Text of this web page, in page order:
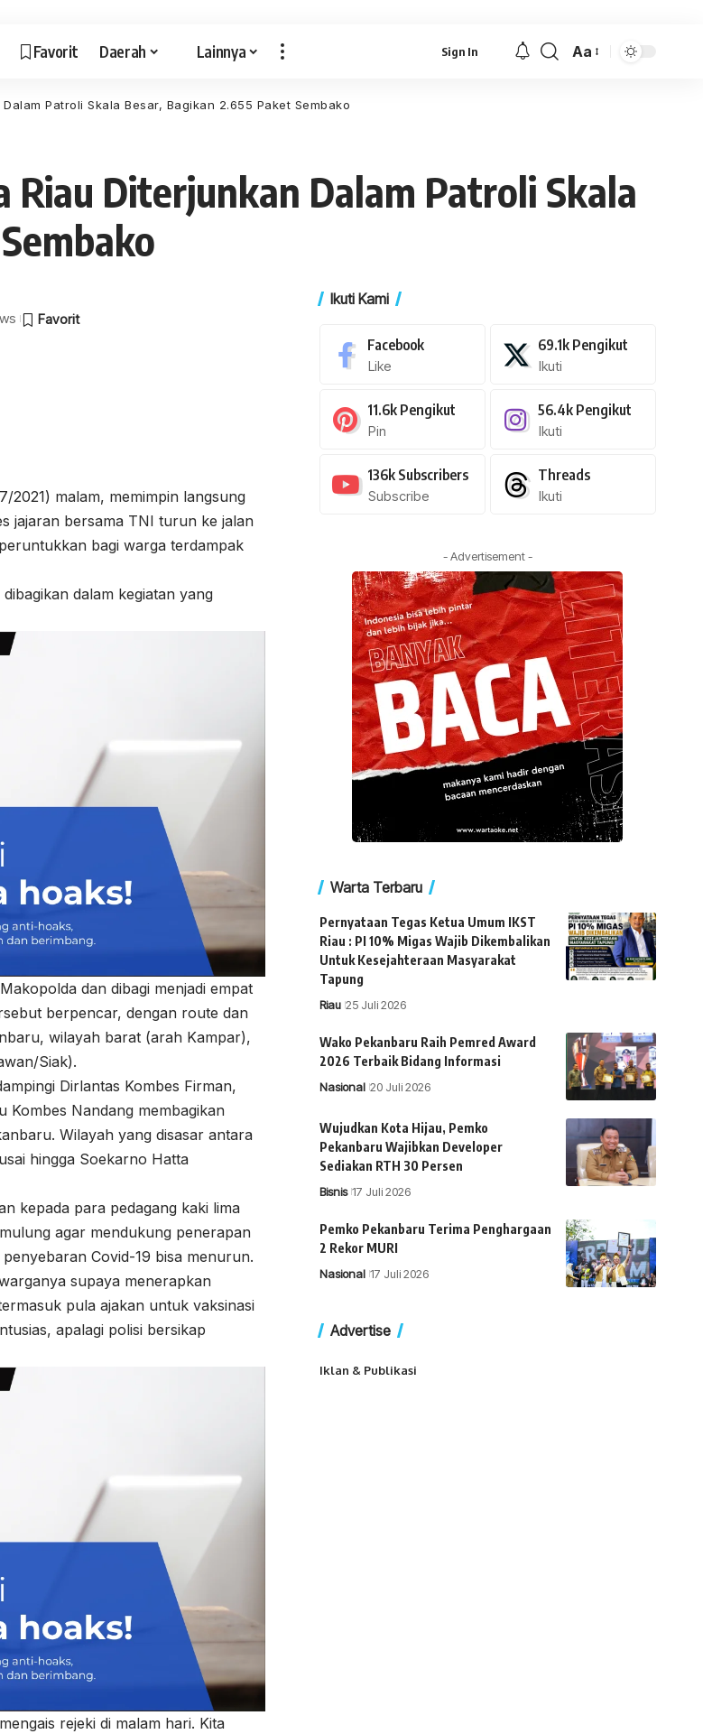
Favorit Daerah Lainnya Sign In
Font
Aa
Patroli Skala Besar, Bagikan 2.655 Paket Sembako
Riau Diterjunkan Dalam Patroli Skala
2021) malam, memimpin langsung
jajaran bersama TNI turun ke jalan
bagi warga terdampak
dalam kegiatan yang
dan dibagi menjadi empat
berpencar, dengan route dan
wilayah barat (arah Kampar),
Siak).
Dirlantas Kombes Firman,
Kombes Nandang membagikan
Wilayah yang disasar antara
hingga Soekarno Hatta
kepada para pedagang kaki lima
agar mendukung penerapan
Covid-19 bisa menurun.
supaya menerapkan
pula ajakan untuk vaksinasi
apalagi polisi bersikap
rejeki di malam hari. Kita
Ikuti Kami
Facebook
Like
69.1k Pengikut
Ikuti
11.6k Pengikut
Pin
56.4k Pengikut
Ikuti
136k Subscribers
Subscribe
Threads
Ikuti
- Advertisement -
Warta Terbaru
Pernyataan Tegas Ketua Umum IKST
Riau : PI 10% Migas Wajib Dikembalikan
Untuk Kesejahteraan Masyarakat
Tapung
Riau 25 Juli 2026
Wako Pekanbaru Raih Pemred Award
2026 Terbaik Bidang Informasi
Nasional 20 Juli 2026
Wujudkan Kota Hijau, Pemko
Pekanbaru Wajibkan Developer
Sediakan RTH 30 Persen
Bisnis 17 Juli 2026
Pemko Pekanbaru Terima Penghargaan
2 Rekor MURI
Nasional 17 Juli 2026
Advertise
Iklan & Publikasi